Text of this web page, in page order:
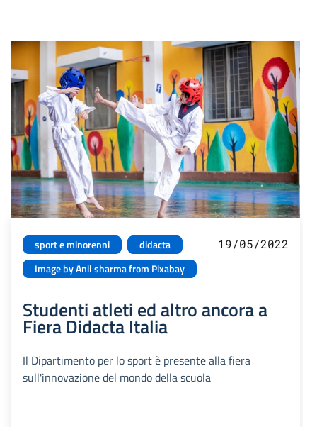
sport e minorenni
didacta
Image by Anil sharma from Pixabay
19/05/2022
Studenti atleti ed altro ancora a
Fiera Didacta Italia
Il Dipartimento per lo sport è presente alla fiera
sull'innovazione del mondo della scuola